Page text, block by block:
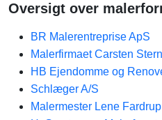
Oversigt over
BR Malerentreprise ApS
Malerfirmaet Carsten
HB Ejendomme og
Schlæger A/S
Malermester Lene